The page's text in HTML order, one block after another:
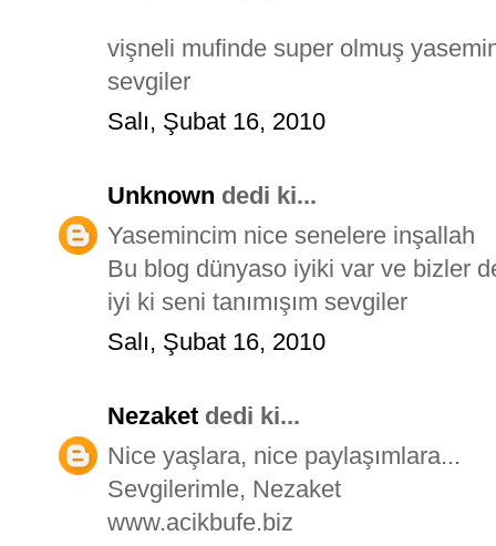
vişneli mufinde super olmuş
sevgiler
Salı, Şubat 16, 2010
Unknown dedi ki...
Yasemincim nice senelere inşallah
Bu blog dünyaso iyiki var ve bizler
iyi ki seni tanımışım sevgiler
Salı, Şubat 16, 2010
Nezaket dedi ki...
Nice yaşlara, nice paylaşımlara...
Sevgilerimle, Nezaket
www.acikbufe.biz